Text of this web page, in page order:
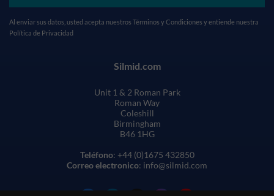
Al enviar sus datos, usted acepta nuestros Términos y Condiciones y entiende nuestra
Política de Privacidad
Silmid.com
Unit 1 & 2 Roman Park
Roman Way
Coleshill
Birmingham
B46 1HG
Teléfono: +44 (0)1675 432850
Correo electronico: info@silmid.com